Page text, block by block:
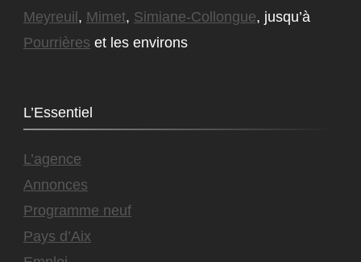
Meyreuil, Mimet, Simiane-Collongue, jusqu’à
Pourrières et les environs
L’Essentiel
L’agence
Annonces
Programme neuf
Pays d’Aix